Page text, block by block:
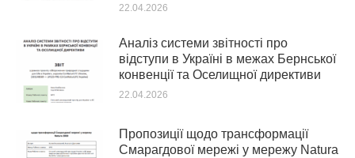
22.04.2026
Аналіз системи звітності про
відступи в Україні в межах Бернської
конвенції та Оселищної директиви
22.04.2026
Пропозиції щодо трансформації
Смарагдової мережі у мережу Natura